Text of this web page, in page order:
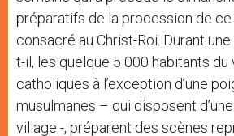
préparatifs de la procession de
consacré au Christ-Roi. Durant
t-il, les quelque 5 000 habitants du
catholiques à l’exception d’une
musulmanes – qui disposent
village -, préparent des scènes